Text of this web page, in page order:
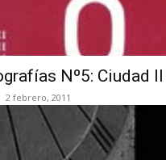
Nº5: Ciudad II
2 febrero, 2011